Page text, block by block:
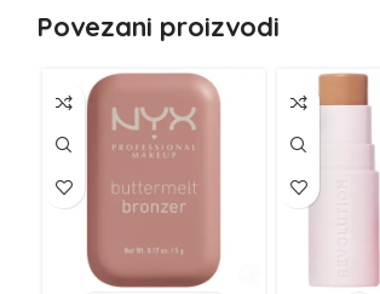
Povezani proizvodi